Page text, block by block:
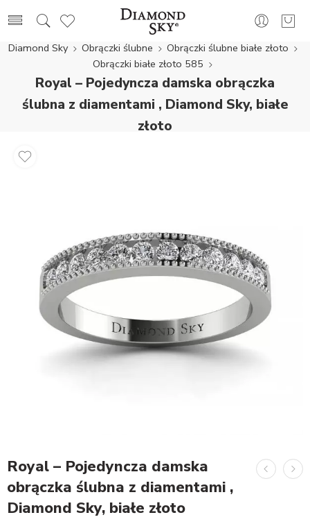
Diamond Sky Obrączki ślubne
Obrączki ślubne białe złoto
Obrączki białe złoto 585
Royal – Pojedyncza damska obrączka
ślubna z diamentami , Diamond Sky, białe
złoto
Royal – Pojedyncza damska
obrączka ślubna z diamentami ,
Diamond Sky, białe złoto